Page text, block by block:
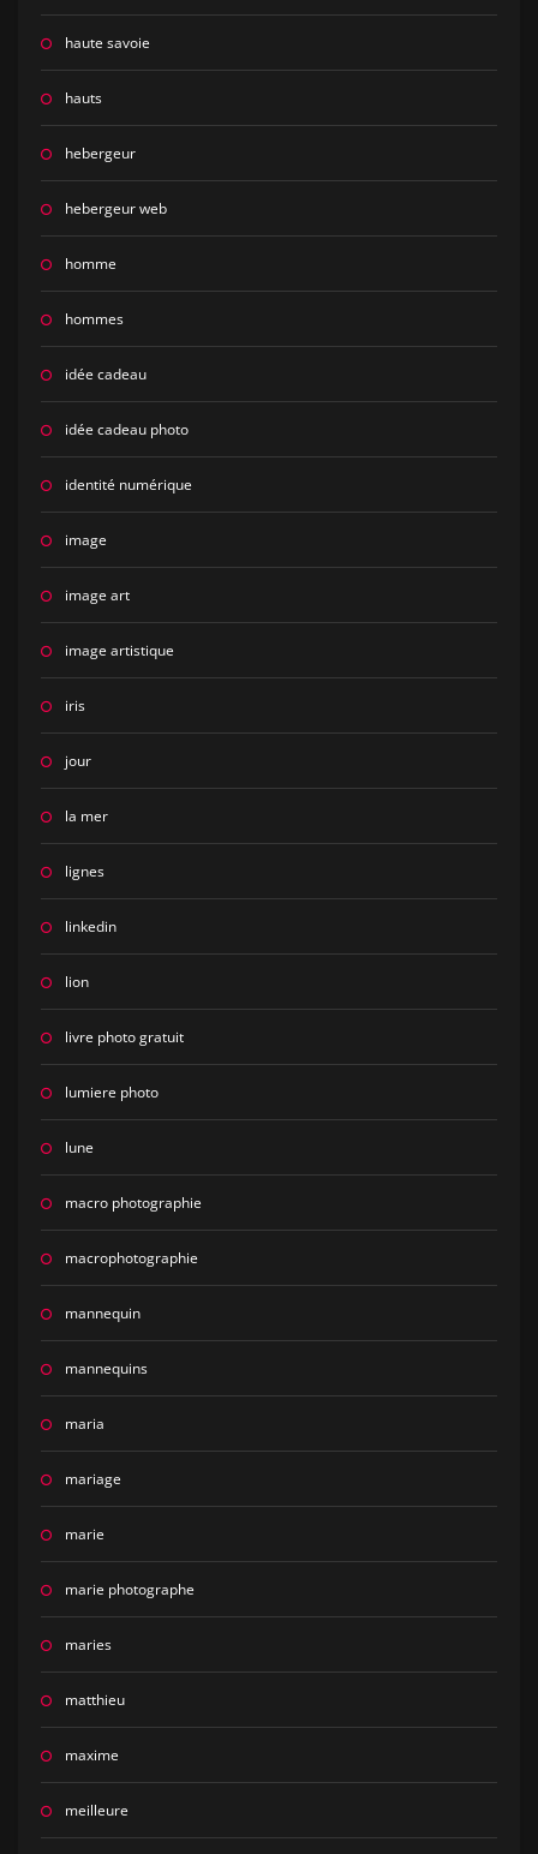
haute savoie
hauts
hebergeur
hebergeur web
homme
hommes
idée cadeau
idée cadeau photo
identité numérique
image
image art
image artistique
iris
jour
la mer
lignes
linkedin
lion
livre photo gratuit
lumiere photo
lune
macro photographie
macrophotographie
mannequin
mannequins
maria
mariage
marie
marie photographe
maries
matthieu
maxime
meilleure